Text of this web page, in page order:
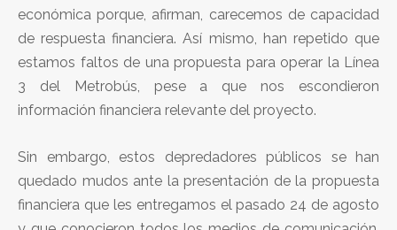
económica porque, afirman, carecemos de capacidad
de respuesta financiera. Así mismo, han repetido que
estamos faltos de una propuesta para operar la Línea
3 del Metrobús, pese a que nos escondieron
información financiera relevante del proyecto.
Sin embargo, estos depredadores públicos se han
quedado mudos ante la presentación de la propuesta
financiera que les entregamos el pasado 24 de agosto